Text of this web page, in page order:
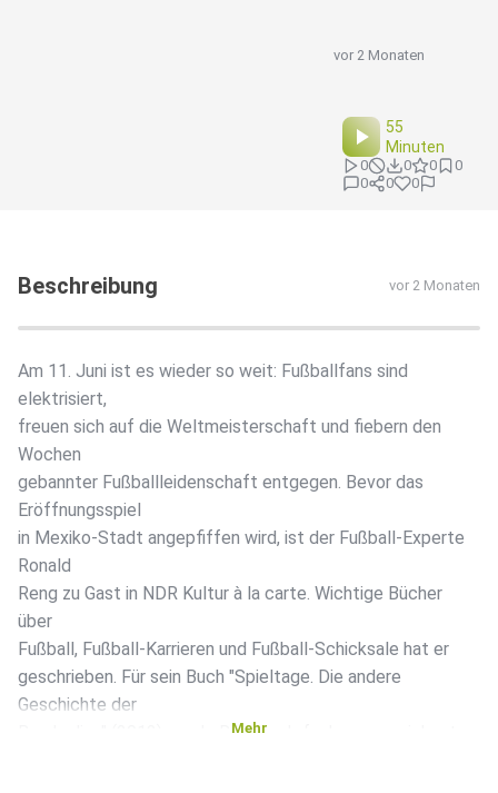
vor 2 Monaten
55
Minuten
0 0 0
0
0
0 0
Beschreibung vor 2 Monaten
Am 11. Juni ist es wieder so weit: Fußballfans sind
elektrisiert,
freuen sich auf die Weltmeisterschaft und fiebern den
Wochen
gebannter Fußballleidenschaft entgegen. Bevor das
Eröffnungsspiel
in Mexiko-Stadt angepfiffen wird, ist der Fußball-Experte
Ronald
Reng zu Gast in NDR Kultur à la carte. Wichtige Bücher
über
Fußball, Fußball-Karrieren und Fußball-Schicksale hat er
geschrieben. Für sein Buch "Spieltage. Die andere
Geschichte der
Bundesliga" (2013) wurde Reng mehrfach ausgezeichnet,
Mehr